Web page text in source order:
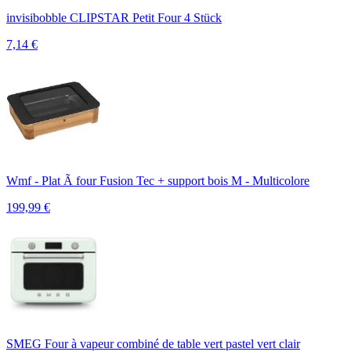
invisibobble CLIPSTAR Petit Four 4 Stück
7,14 €
Wmf - Plat Ã four Fusion Tec + support bois M - Multicolore
199,99 €
SMEG Four à vapeur combiné de table vert pastel vert clair